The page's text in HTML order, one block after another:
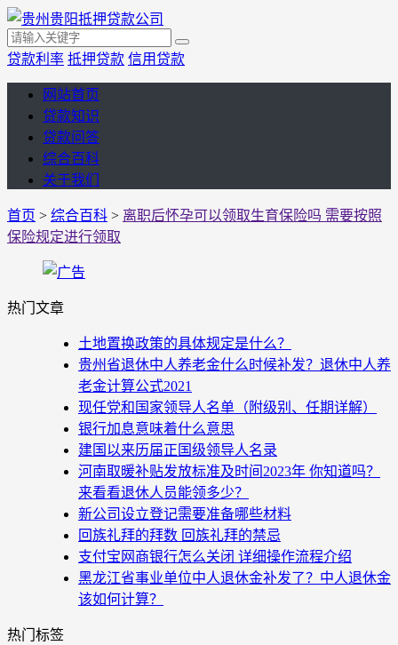
贷款利率 抵押贷款 信用贷款
网站首页
贷款知识
贷款问答
综合百科
关于我们
首页 > 综合百科 > 离职后怀孕可以领取生育保险吗 需要按照
保险规定进行领取
热门文章
土地置换政策的具体规定是什么？
贵州省退休中人养老金什么时候补发？退休中人养
老金计算公式2021
现任党和国家领导人名单（附级别、任期详解）
银行加息意味着什么意思
建国以来历届正国级领导人名录
河南取暖补贴发放标准及时间2023年 你知道吗？
来看看退休人员能领多少？
新公司设立登记需要准备哪些材料
回族礼拜的拜数 回族礼拜的禁忌
支付宝网商银行怎么关闭 详细操作流程介绍
黑龙江省事业单位中人退休金补发了？中人退休金
该如何计算？
热门标签